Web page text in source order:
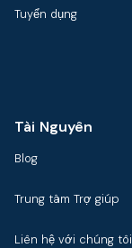
Tuyển dụng
Tài Nguyên
Blog
Trung tâm Trợ giúp
Liên hệ với chúng tôi